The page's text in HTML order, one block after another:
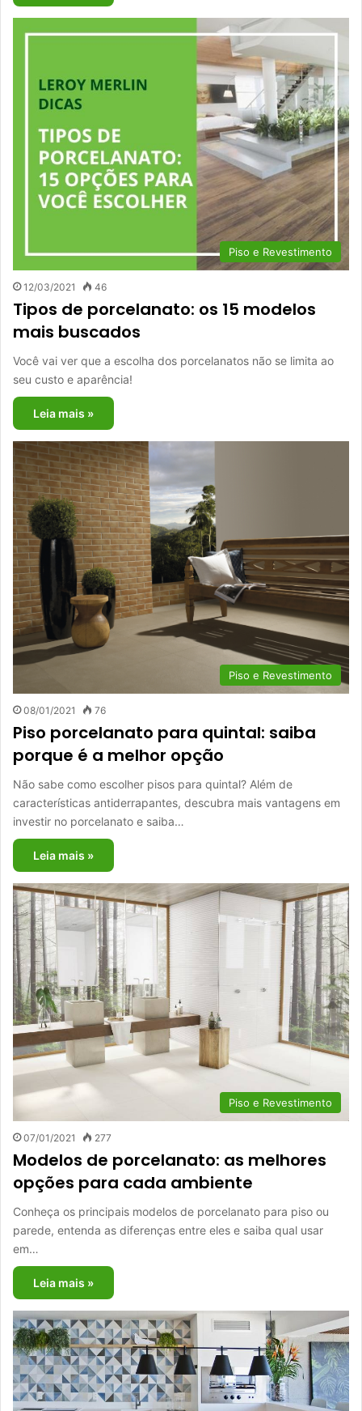
Piso e Revestimento
12/03/2021 46
Tipos de porcelanato: os 15 modelos
mais buscados
Você vai ver que a escolha dos porcelanatos não se limita ao
seu custo e aparência!
Leia mais »
Piso e Revestimento
08/01/2021 76
Piso porcelanato para quintal: saiba
porque é a melhor opção
Não sabe como escolher pisos para quintal? Além de
características antiderrapantes, descubra mais vantagens em
investir no porcelanato e saiba…
Leia mais »
Piso e Revestimento
07/01/2021 277
Modelos de porcelanato: as melhores
opções para cada ambiente
Conheça os principais modelos de porcelanato para piso ou
parede, entenda as diferenças entre eles e saiba qual usar
em…
Leia mais »